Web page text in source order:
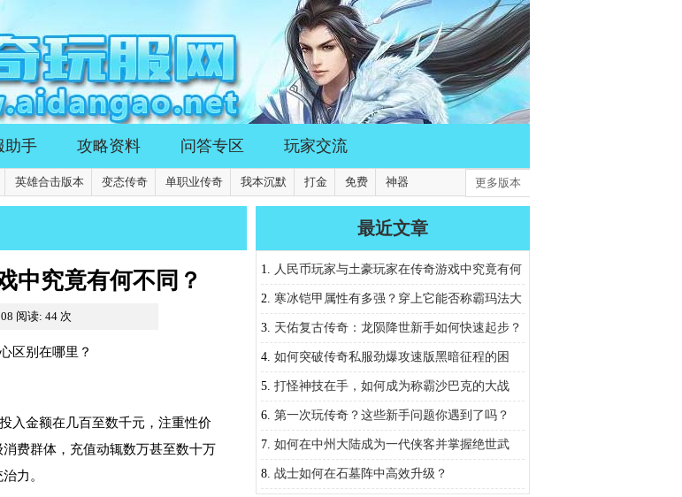
助手 攻略资料 问答专区 玩家交流
英雄合击版本 变态传奇 单职业传奇 我本沉默 打金 免费 神器 更多版本
中究竟有何不同？
阅读: 44次
区别在哪里？
入金额在几百至数千元，注重性价
费群体，充值动辄数万甚至数十万
力。
最近文章
1. 人民币玩家与土豪玩家在传奇游戏中究竟有何
不同？
2. 寒冰铠甲属性有多强？穿上它能否称霸玛法大
陆？
3. 天佑复古传奇：龙陨降世新手如何快速起步？
装备获取与升级秘诀大公开
4. 如何突破传奇私服劲爆攻速版黑暗征程的困
境？
5. 打怪神技在手，如何成为称霸沙巴克的大战
士？
6. 第一次玩传奇？这些新手问题你遇到了吗？
7. 如何在中州大陆成为一代侠客并掌握绝世武
功？
8. 战士如何在石墓阵中高效升级？